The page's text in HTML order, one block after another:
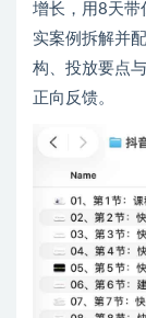
增长，用8天带
实案例拆解并
构、投放要点
正向反馈。